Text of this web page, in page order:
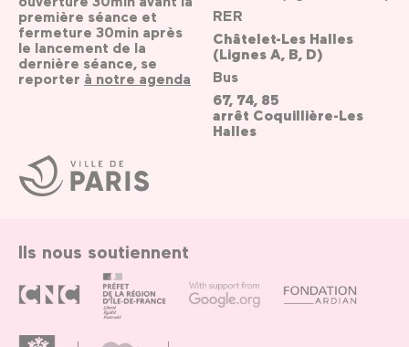
Ville
de
Paris
première séance et
fermeture 30min après
le lancement de la
dernière séance, se
reporter à notre agenda
RER
Châtelet-Les Halles
(Lignes A, B, D)
Bus
67, 74, 85
arrêt Coquillière-Les
Halles
Ils nous soutiennent